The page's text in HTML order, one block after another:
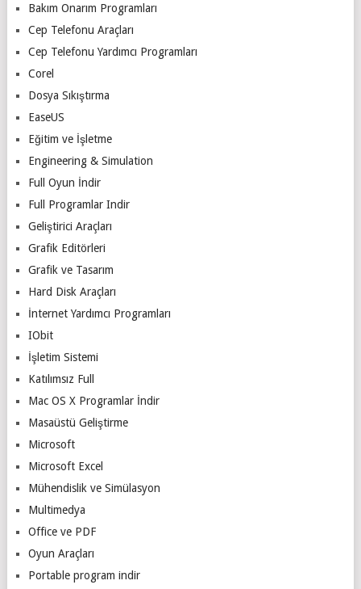
Bakım Onarım Programları
Cep Telefonu Araçları
Cep Telefonu Yardımcı Programları
Corel
Dosya Sıkıştırma
EaseUS
Eğitim ve İşletme
Engineering & Simulation
Full Oyun İndir
Full Programlar Indir
Geliştirici Araçları
Grafik Editörleri
Grafik ve Tasarım
Hard Disk Araçları
İnternet Yardımcı Programları
IObit
İşletim Sistemi
Katılımsız Full
Mac OS X Programlar İndir
Masaüstü Geliştirme
Microsoft
Microsoft Excel
Mühendislik ve Simülasyon
Multimedya
Office ve PDF
Oyun Araçları
Portable program indir